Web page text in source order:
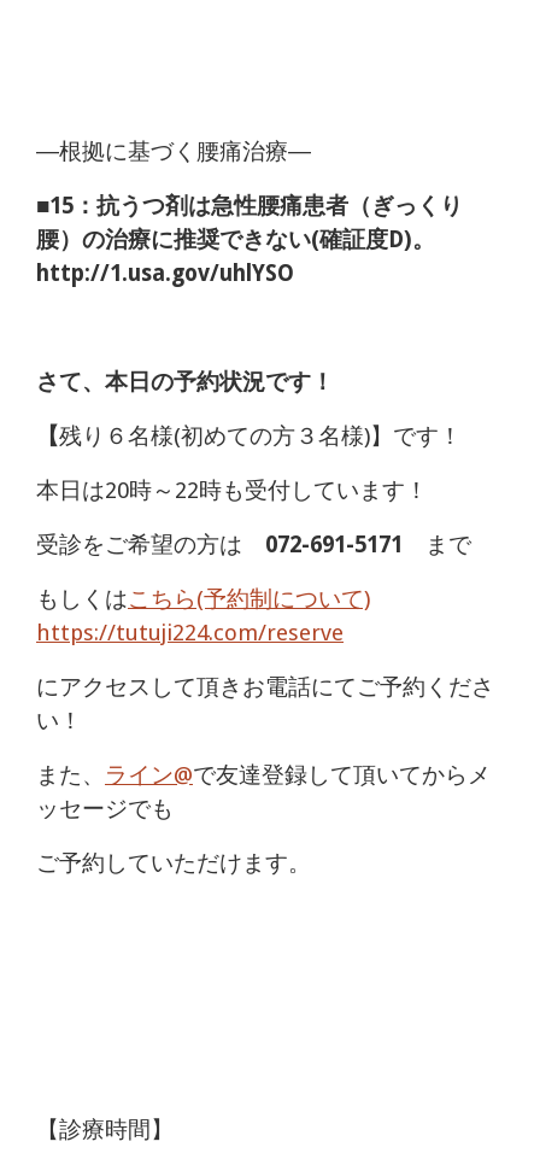
―根拠に基づく腰痛治療―
■15：抗うつ剤は急性腰痛患者（ぎっくり
腰）の治療に推奨できない(確証度D)。
http://1.usa.gov/uhlYSO
さて、本日の予約状況です！
【残り６名様(初めての方３名様)】です！
本日は20時～22時も受付しています！
受診をご希望の方は 072-691-5171 まで
もしくはこちら(予約制について)
https://tutuji224.com/reserve
にアクセスして頂きお電話にてご予約くださ
い！
また、 ライン@で友達登録して頂いてからメ
ッセージでも
ご予約していただけます。
【診療時間】